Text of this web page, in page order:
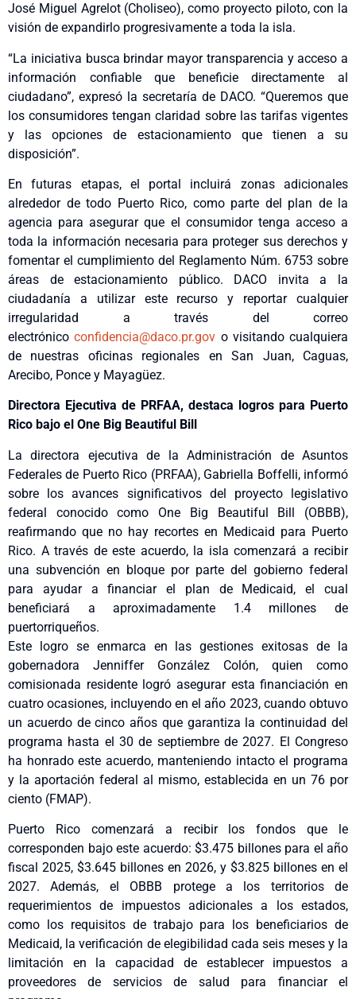
José Miguel Agrelot (Choliseo), como proyecto piloto, con la
visión de expandirlo progresivamente a toda la isla.
“La iniciativa busca brindar mayor transparencia y acceso a
información confiable que beneficie directamente al
ciudadano”, expresó la secretaría de DACO. “Queremos que
los consumidores tengan claridad sobre las tarifas vigentes
y las opciones de estacionamiento que tienen a su
disposición”.
En futuras etapas, el portal incluirá zonas adicionales
alrededor de todo Puerto Rico, como parte del plan de la
agencia para asegurar que el consumidor tenga acceso a
toda la información necesaria para proteger sus derechos y
fomentar el cumplimiento del Reglamento Núm. 6753 sobre
áreas de estacionamiento público. DACO invita a la
ciudadanía a utilizar este recurso y reportar cualquier
irregularidad a través del correo
electrónicoconfidencia@daco.pr.gov o visitando cualquiera
de nuestras oficinas regionales en San Juan, Caguas,
Arecibo, Ponce y Mayagüez.
Directora Ejecutiva de PRFAA, destaca logros para Puerto
Rico bajo el One Big Beautiful Bill
La directora ejecutiva de la Administración de Asuntos
Federales de Puerto Rico (PRFAA), Gabriella Boffelli, informó
sobre los avances significativos del proyecto legislativo
federal conocido como One Big Beautiful Bill (OBBB),
reafirmando que no hay recortes en Medicaid para Puerto
Rico. A través de este acuerdo, la isla comenzará a recibir
una subvención en bloque por parte del gobierno federal
para ayudar a financiar el plan de Medicaid, el cual
beneficiará a aproximadamente 1.4 millones de
puertorriqueños.
Este logro se enmarca en las gestiones exitosas de la
gobernadora Jenniffer González Colón, quien como
comisionada residente logró asegurar esta financiación en
cuatro ocasiones, incluyendo en el año 2023, cuando obtuvo
un acuerdo de cinco años que garantiza la continuidad del
programa hasta el 30 de septiembre de 2027. El Congreso
ha honrado este acuerdo, manteniendo intacto el programa
y la aportación federal al mismo, establecida en un 76 por
ciento (FMAP).
Puerto Rico comenzará a recibir los fondos que le
corresponden bajo este acuerdo: $3.475 billones para el año
fiscal 2025, $3.645 billones en 2026, y $3.825 billones en el
2027. Además, el OBBB protege a los territorios de
requerimientos de impuestos adicionales a los estados,
como los requisitos de trabajo para los beneficiarios de
Medicaid, la verificación de elegibilidad cada seis meses y la
limitación en la capacidad de establecer impuestos a
proveedores de servicios de salud para financiar el